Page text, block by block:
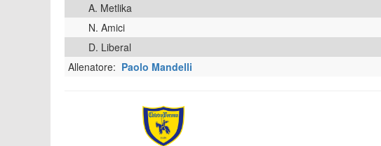
A. Metlika
N. Amici
D. Liberal
Allenatore: Paolo Mandelli